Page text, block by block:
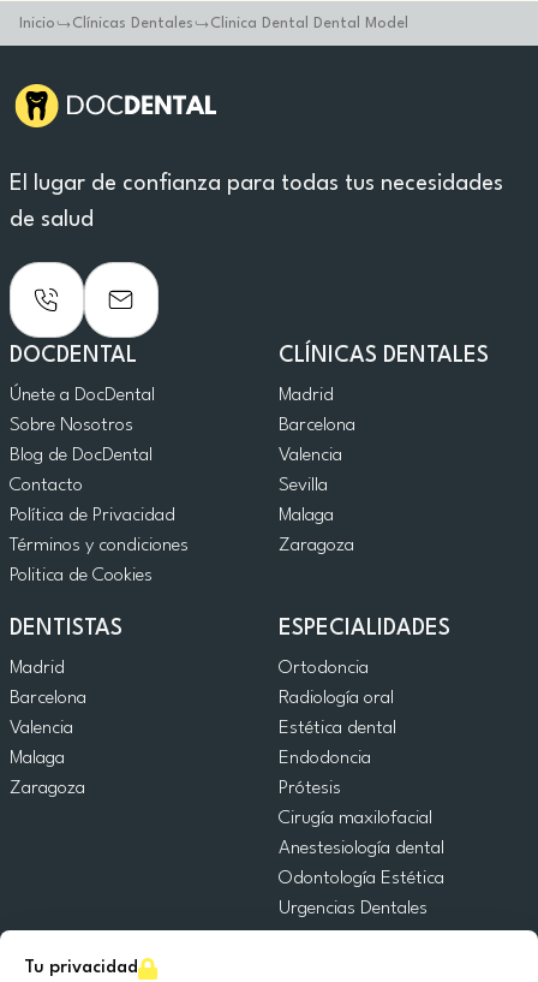
Tu privacidad
Inicio Clínicas Dentales Clinica Dental Dental Model
El lugar de confianza para todas tus necesidades
de salud
DOCDENTAL
Únete a DocDental
Sobre Nosotros
Blog de DocDental
Contacto
Política de Privacidad
Términos y condiciones
Politica de Cookies
CLÍNICAS DENTALES
Madrid
Barcelona
Valencia
Sevilla
Malaga
Zaragoza
DENTISTAS
Madrid
Barcelona
Valencia
Malaga
Zaragoza
ESPECIALIDADES
Ortodoncia
Radiología oral
Estética dental
Endodoncia
Prótesis
Cirugía maxilofacial
Anestesiología dental
Odontología Estética
Urgencias Dentales